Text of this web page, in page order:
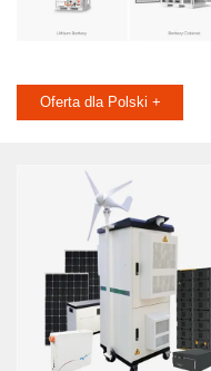
Oferta dla Polski +